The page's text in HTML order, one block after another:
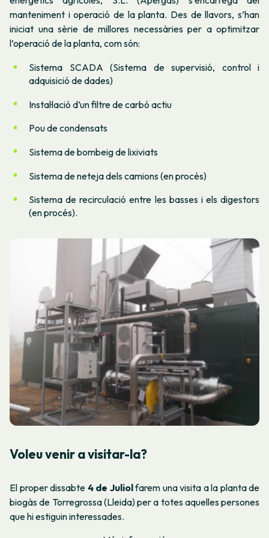
manteniment i operació de la planta. Des de llavors, s’han
iniciat una sèrie de millores necessàries per a optimitzar
l’operació de la planta, com són:
Sistema SCADA (Sistema de supervisió, control i
adquisició de dades)
Instal·lació d’un filtre de carbó actiu
Pou de condensats
Sistema de bombeig de lixiviats
Sistema de neteja dels camions (en procés)
Sistema de recirculació entre les basses i els digestors
(en procés).
Voleu venir a visitar-la?
El proper dissabte 4 de Juliolfarem una visita a la planta de
biogàs de Torregrossa (Lleida) per a totes aquelles persones
que hi estiguin interessades.